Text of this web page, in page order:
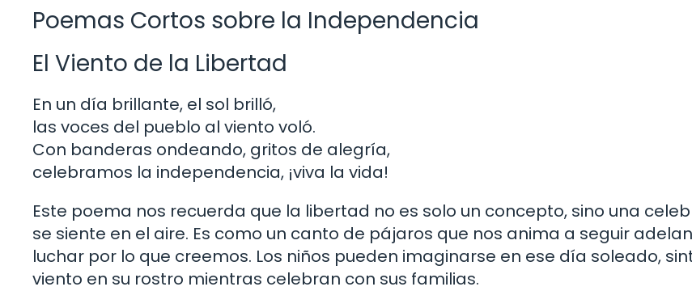
Poemas Cortos sobre la Independencia
El Viento de la Libertad
En un día brillante, el sol brilló,
las voces del pueblo al viento voló.
Con banderas ondeando, gritos de alegría,
celebramos la independencia, ¡viva la vida!
Este poema nos recuerda que la libertad no es solo un concepto, sino una
se siente en el aire. Es como un canto de pájaros que nos anima a seguir
luchar por lo que creemos. Los niños pueden imaginarse en ese día soleado,
viento en su rostro mientras celebran con sus familias.